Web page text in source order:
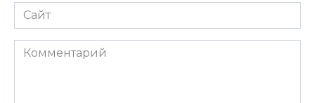
Сайт
Комментарий